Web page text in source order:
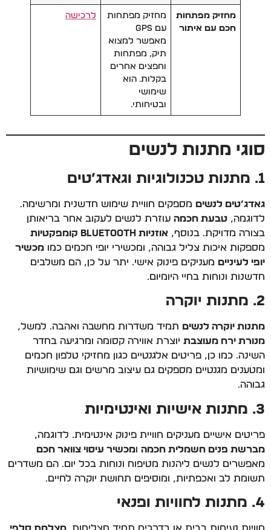
מחזיק מפתחות
חכם עם איתור
מחזיק מפתחות
עם GPS
מאפשר למצוא
תיק, מפתחות
וחפצים אחרים
בקלות. הוא
שימושי
ובטיחותי.
לרכישה
סוגי מתנות לנשים
1. מתנות טכנולוגיות וגאדג’טים
גאדג’טים לנשים מספקים חוויית שימוש חדשנית ומרשימה.
לדוגמה, טבעת חכמה עוזרת לנשים לעקוב אחר בריאותן
בצורה מדויקת. בנוסף, אוזניות Bluetooth קומפקטיות
מספקות איכות צליל גבוהה, ומכשירי יופי חכמים כמו מכשיר
יופי לעיניים מעניקים פינוק אישי. יתר על כן, הם משלבים
חדשנות ונוחות בחיי היומיום.
2. מתנות יוקרה
מתנות יוקרה לנשים תמיד משדרות מחשבה ואהבה. למשל,
מנורת ירח מעוצבת יוצרת אווירה קסומה ומרגיעה בחדר
השינה. כמו כן, פריטים אלגנטיים כגון מחזיקי טלפון חכמים
ומטענים מגנטיים מספקים גם עיצוב מרשים וגם שימושיות
גבוהה.
3. מתנות אישיות ואינטימיות
פריטים אישיים מעניקים חוויית פינוק אינטימית. לדוגמה,
מברשת פנים חשמלית חכמה ומכשיר עיסוי צוואר חכם
מאפשרים לנשים ליהנות מטיפוח ונוחות בכל יום. הם משדרים
תשומת לב ואכפתיות, ומוסיפים תחושת יוקרה לחיים.
4. מתנות לחוויות ופנאי